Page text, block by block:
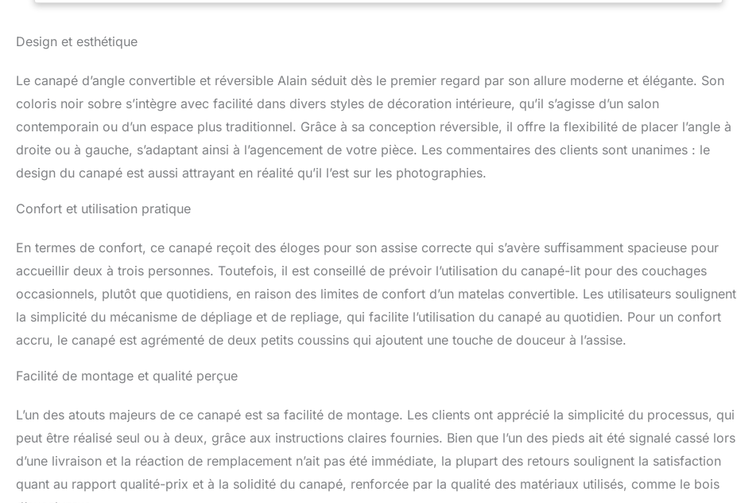
Design et esthétique
Le canapé d’angle convertible et réversible Alain séduit dès le premier regard par son allure moderne et élégante. Son
coloris noir sobre s’intègre avec facilité dans divers styles de décoration intérieure, qu’il s’agisse d’un salon
contemporain ou d’un espace plus traditionnel. Grâce à sa conception réversible, il offre la flexibilité de placer l’angle à
droite ou à gauche, s’adaptant ainsi à l’agencement de votre pièce. Les commentaires des clients sont unanimes : le
design du canapé est aussi attrayant en réalité qu’il l’est sur les photographies.
Confort et utilisation pratique
En termes de confort, ce canapé reçoit des éloges pour son assise correcte qui s’avère suffisamment spacieuse pour
accueillir deux à trois personnes. Toutefois, il est conseillé de prévoir l’utilisation du canapé-lit pour des couchages
occasionnels, plutôt que quotidiens, en raison des limites de confort d’un matelas convertible. Les utilisateurs soulignent
la simplicité du mécanisme de dépliage et de repliage, qui facilite l’utilisation du canapé au quotidien. Pour un confort
accru, le canapé est agrémenté de deux petits coussins qui ajoutent une touche de douceur à l’assise.
Facilité de montage et qualité perçue
L’un des atouts majeurs de ce canapé est sa facilité de montage. Les clients ont apprécié la simplicité du processus, qui
peut être réalisé seul ou à deux, grâce aux instructions claires fournies. Bien que l’un des pieds ait été signalé cassé lors
d’une livraison et la réaction de remplacement n’ait pas été immédiate, la plupart des retours soulignent la satisfaction
quant au rapport qualité-prix et à la solidité du canapé, renforcée par la qualité des matériaux utilisés, comme le bois